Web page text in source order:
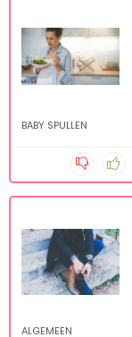
BABY SPULLEN
ALGEMEEN